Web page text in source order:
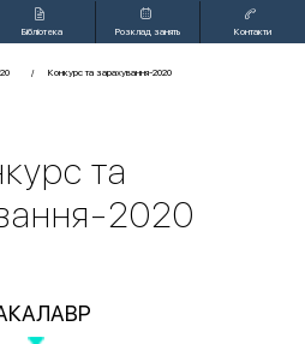
Бібліотека Розклад занять Контакти
Конкурс та зарахування-2020
та
2020